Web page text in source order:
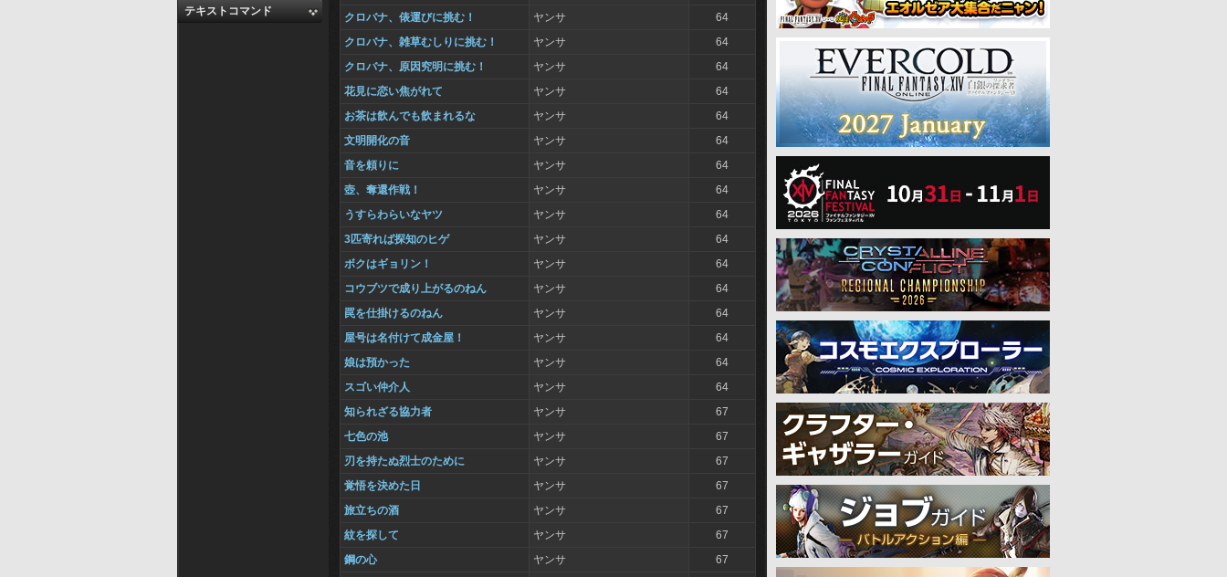
テキストコマンド
クロバナ、俵運びに挑む！
ヤンサ
64
クロバナ、雑草むしりに挑む！
ヤンサ
64
クロバナ、原因究明に挑む！
ヤンサ
64
花見に恋い焦がれて
ヤンサ
64
お茶は飲んでも飲まれるな
ヤンサ
64
文明開化の音
ヤンサ
64
音を頼りに
ヤンサ
64
壺、奪還作戦！
ヤンサ
64
うすらわらいなヤツ
ヤンサ
64
3匹寄れば探知のヒゲ
ヤンサ
64
ボクはギョリン！
ヤンサ
64
コウブツで成り上がるのねん
ヤンサ
64
罠を仕掛けるのねん
ヤンサ
64
屋号は名付けて成金屋！
ヤンサ
64
娘は預かった
ヤンサ
64
スゴい仲介人
ヤンサ
64
知られざる協力者
ヤンサ
67
七色の池
ヤンサ
67
刃を持たぬ烈士のために
ヤンサ
67
覚悟を決めた日
ヤンサ
67
旅立ちの酒
ヤンサ
67
紋を探して
ヤンサ
67
鋼の心
ヤンサ
67